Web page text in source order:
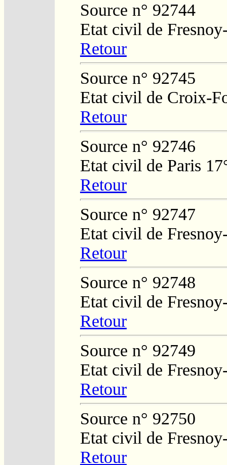
Source n° 92744
Etat civil de
Retour
Source n° 92745
Etat civil de Croix-
Retour
Source n° 92746
Etat civil de Paris
Retour
Source n° 92747
Etat civil de
Retour
Source n° 92748
Etat civil de
Retour
Source n° 92749
Etat civil de
Retour
Source n° 92750
Etat civil de
Retour